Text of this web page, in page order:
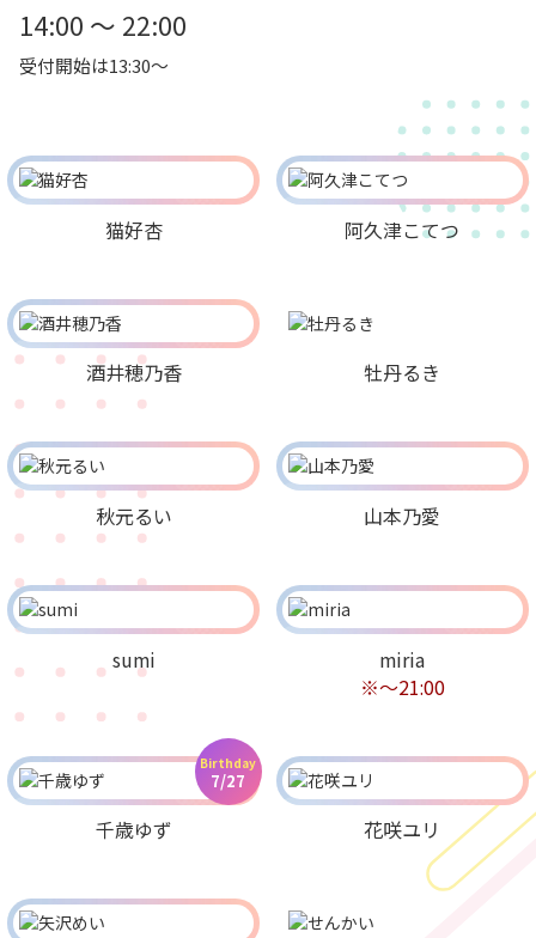
14:00 ～ 22:00
受付開始は13:30～
猫好杏 阿久津こてつ
酒井穂乃香 牡丹るき
秋元るい
Birthday
7/27
山本乃愛
sumi
miria
※〜21:00
千歳ゆず 花咲ユリ